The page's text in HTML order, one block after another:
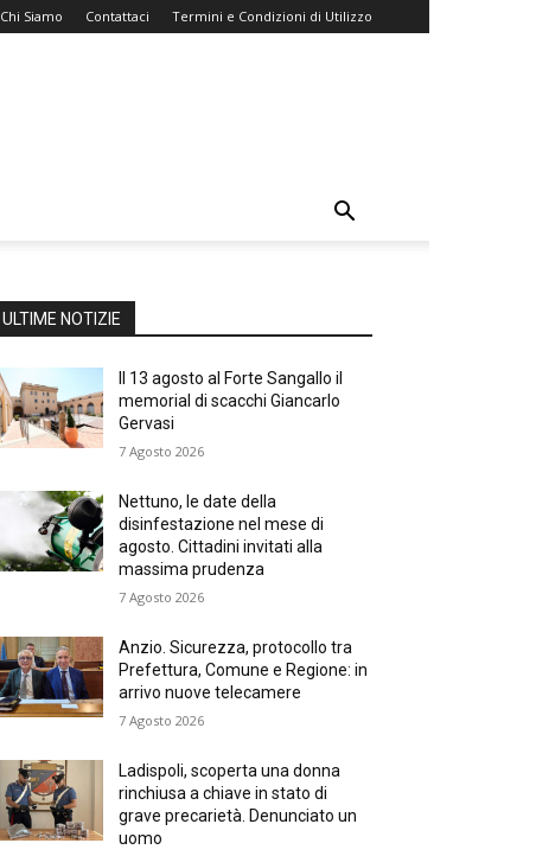
Chi Siamo Contattaci Termini e Condizioni di Utilizzo
ULTIME NOTIZIE
Il 13 agosto al Forte Sangallo il
memorial di scacchi Giancarlo
Gervasi
7 Agosto 2026
Nettuno, le date della
disinfestazione nel mese di
agosto. Cittadini invitati alla
massima prudenza
7 Agosto 2026
Anzio. Sicurezza, protocollo tra
Prefettura, Comune e Regione: in
arrivo nuove telecamere
7 Agosto 2026
Ladispoli, scoperta una donna
rinchiusa a chiave in stato di
grave precarietà. Denunciato un
uomo